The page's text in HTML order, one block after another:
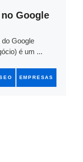
Google
Google
é um ...
EMPRESAS